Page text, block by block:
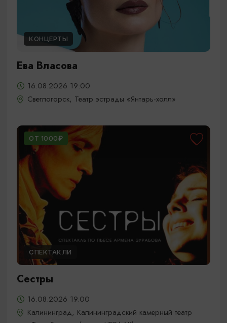
КОНЦЕРТЫ
Ева Власова
16.08.2026 19:00
Светлогорск, Театр эстрады «Янтарь-холл»
ОТ 1000₽
СПЕКТАКЛИ
Сестры
16.08.2026 19.00
Калининград, Калининградский камерный театр